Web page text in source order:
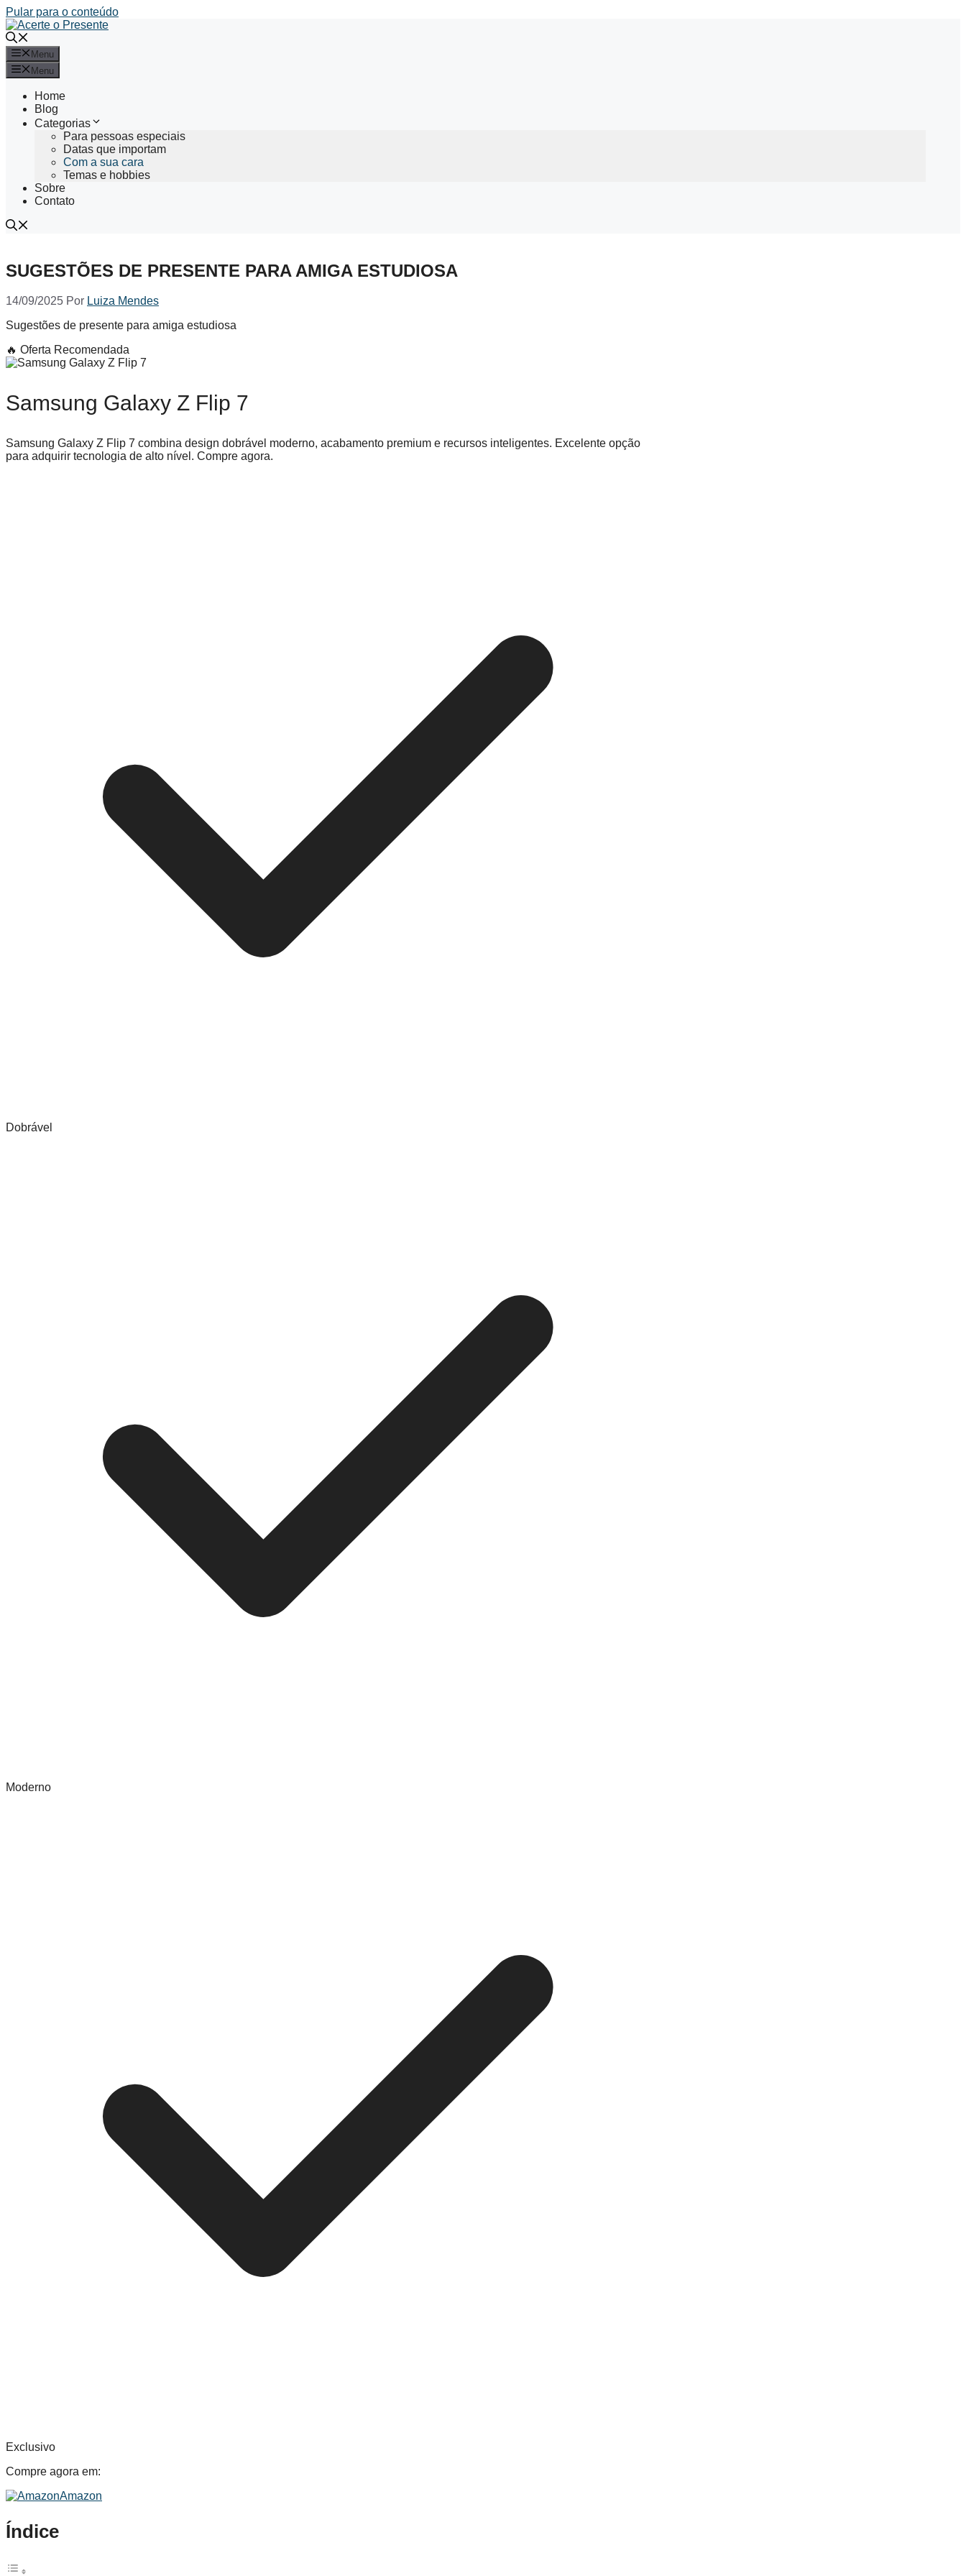
Pular para o conteúdo
Menu
Menu
Home
Blog
Categorias
Para pessoas especiais
Datas que importam
Com a sua cara
Temas e hobbies
Sobre
Contato
SUGESTÕES DE PRESENTE PARA AMIGA ESTUDIOSA
14/09/2025 Por Luiza Mendes
Sugestões de presente para amiga estudiosa
🔥 Oferta Recomendada
Samsung Galaxy Z Flip 7
Samsung Galaxy Z Flip 7 combina design dobrável moderno, acabamento premium e recursos inteligentes. Excelente opção
para adquirir tecnologia de alto nível. Compre agora.
Dobrável
Moderno
Exclusivo
Compre agora em:
Amazon
Índice